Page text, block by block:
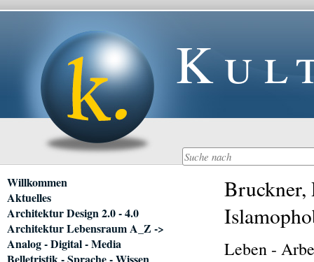
Bruckner,
Leben -
Navigation
überspringen
Willkommen
Aktuelles
Architektur Design 2.0 - 4.0
Architektur Lebensraum A_Z ->
Analog - Digital - Media